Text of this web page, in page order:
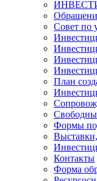
Совет по
План
Формы
Контакты
Форма